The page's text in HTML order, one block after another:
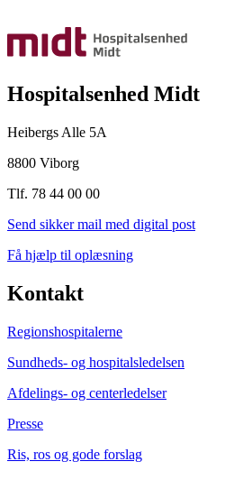
Hospitalsenhed Midt
Heibergs Alle 5A
8800 Viborg
Tlf. 78 44 00 00
Send sikker mail med digital post
Få hjælp til oplæsning
Kontakt
Regionshospitalerne
Sundheds- og hospitalsledelsen
Afdelings- og centerledelser
Presse
Ris, ros og gode forslag